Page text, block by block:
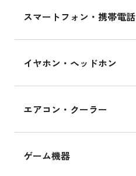
スマートフォン・携帯電話
イヤホン・ヘッドホン
エアコン・クーラー
ゲーム機器